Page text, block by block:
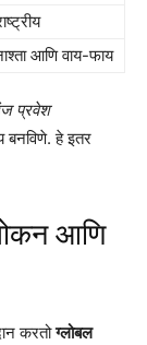
आणि वाय-फाय
प्रवेश
बनविणे. हे इतर
आणि
करतोग्लोबल